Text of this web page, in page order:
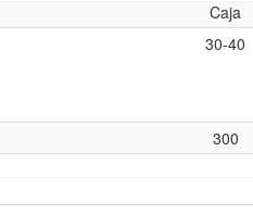
Caja
30-40
300